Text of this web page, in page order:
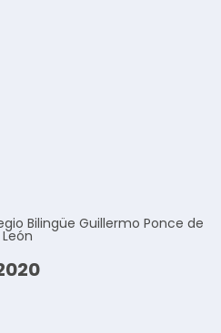
Bilingüe Guillermo Ponce de
León